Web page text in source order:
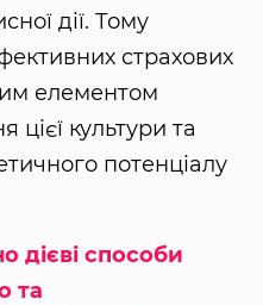
дії. Тому
страхових
елементом
цієї культури та
потенціалу
дієві способи
та